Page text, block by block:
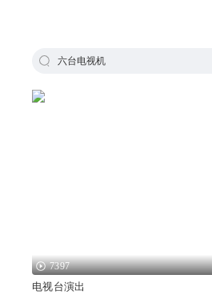
六台电视机
7397
电视台演出